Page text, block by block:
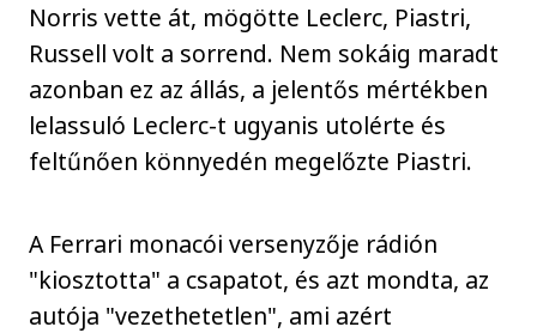
Norris vette át, mögötte Leclerc, Piastri,
Russell volt a sorrend. Nem sokáig maradt
azonban ez az állás, a jelentős mértékben
lelassuló Leclerc-t ugyanis utolérte és
feltűnően könnyedén megelőzte Piastri.
A Ferrari monacói versenyzője rádión
"kiosztotta" a csapatot, és azt mondta, az
autója "vezethetetlen", ami azért